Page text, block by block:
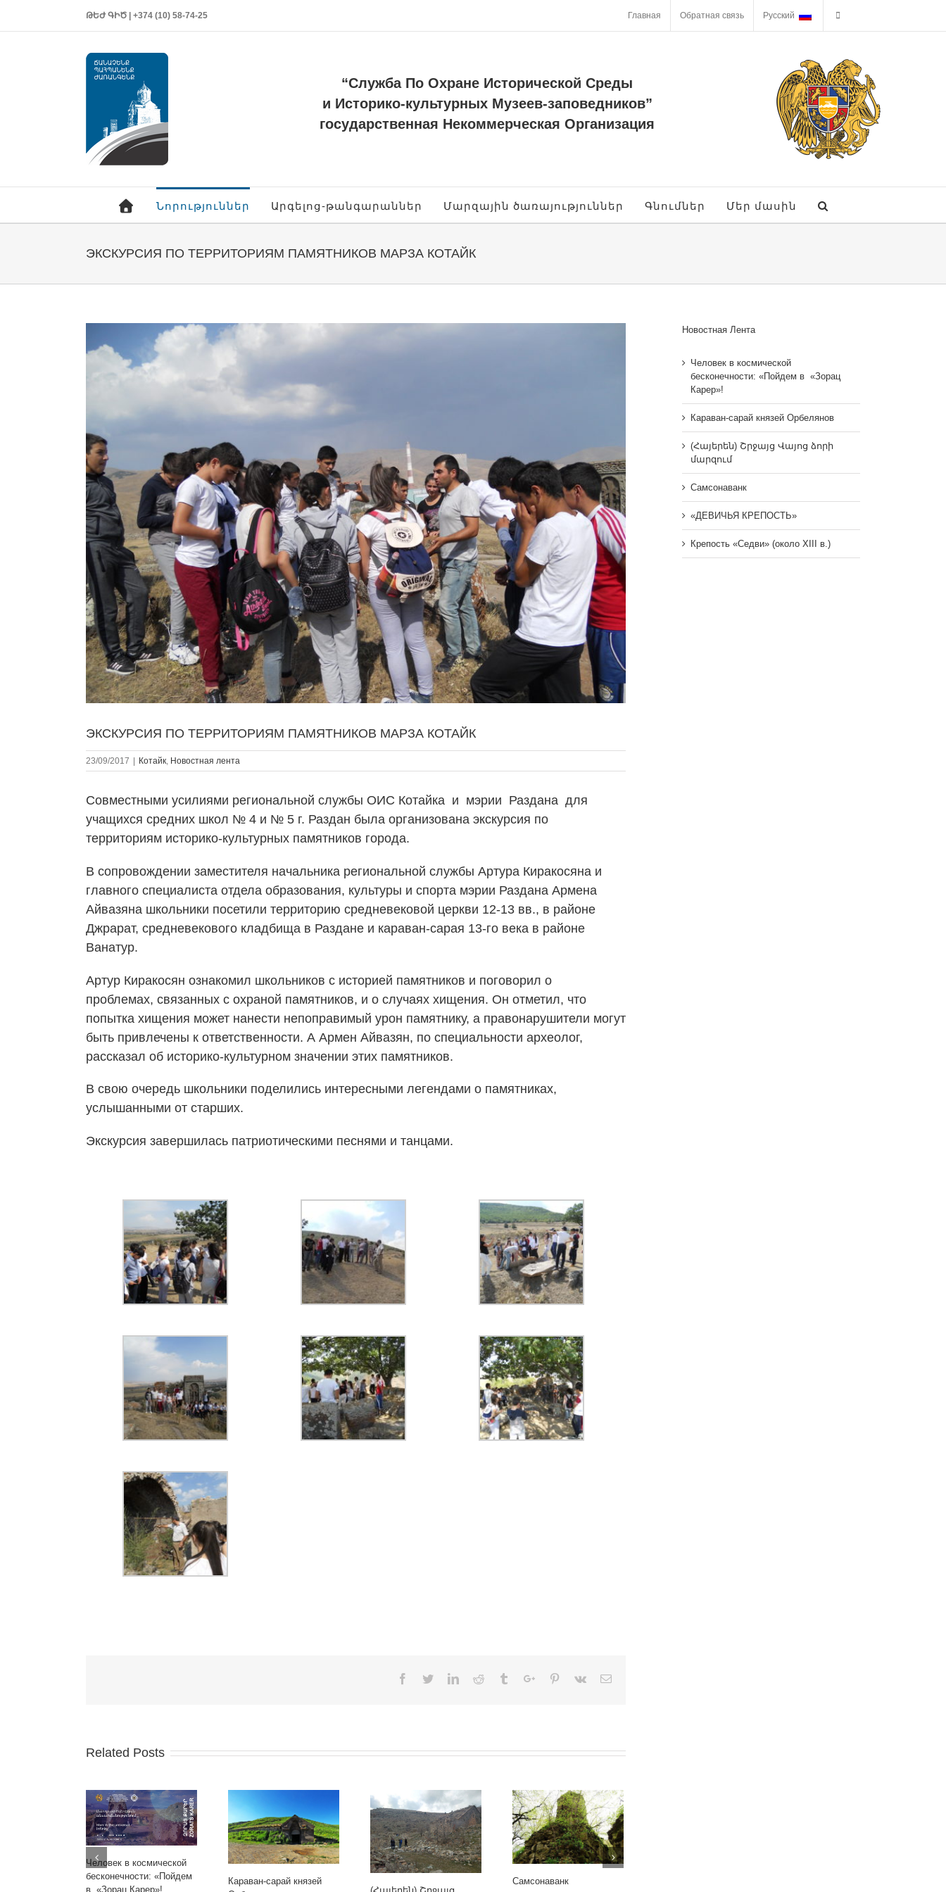
ԹԵԺ ԳԻԾ | +374 (10) 58-74-25 Главная Обратная связь Русский
“Служба По Охране Исторической Среды
и Историко-культурных Музеев-заповедников”
государственная Некоммерческая Организация
Նորություններ Արգելոց-թանգարաններ Մարզային ծառայություններ Գնումներ Մեր մասին
ЭКСКУРСИЯ ПО ТЕРРИТОРИЯМ ПАМЯТНИКОВ МАРЗА КОТАЙК
Larger
Image
ЭКСКУРСИЯ ПО ТЕРРИТОРИЯМ ПАМЯТНИКОВ МАРЗА КОТАЙК
23/09/2017 Котайк, Новостная лента
Совместными усилиями региональной службы ОИС Котайка и мэрии Раздана для
учащихся средних школ № 4 и № 5 г. Раздан была организована экскурсия по
территориям историко-культурных памятников города.
В сопровождении заместителя начальника региональной службы Артура Киракосяна и
главного специалиста отдела образования, культуры и спорта мэрии Раздана Армена
Айвазяна школьники посетили территорию средневековой церкви 12-13 вв., в районе
Джрарат, средневекового кладбища в Раздане и караван-сарая 13-го века в районе
Ванатур.
Артур Киракосян ознакомил школьников с историей памятников и поговорил о
проблемах, связанных с охраной памятников, и о случаях хищения. Он отметил, что
попытка хищения может нанести непоправимый урон памятнику, а правонарушители могут
быть привлечены к ответственности. А Армен Айвазян, по специальности археолог,
рассказал об историко-культурном значении этих памятников.
В свою очередь школьники поделились интересными легендами о памятниках,
услышанными от старших.
Экскурсия завершилась патриотическими песнями и танцами.
Facebook
TwitterLinkedinReddit TumblrGoogle+Pinterest
Vk Email
Related Posts
Человек в космической
бесконечности: «Пойдем
в «Зорац Карер»!
Караван-сарай князей
Самсонаванк
Новостная Лента
Человек в космической
бесконечности: «Пойдем в «Зорац
Карер»!
Караван-сарай князей Орбелянов
(Հայերեն) Շրջայց Վայոց ձորի
մարզում
Самсонаванк
«ДЕВИЧЬЯ КРЕПОСТЬ»
Крепость «Седви» (около XIII в.)